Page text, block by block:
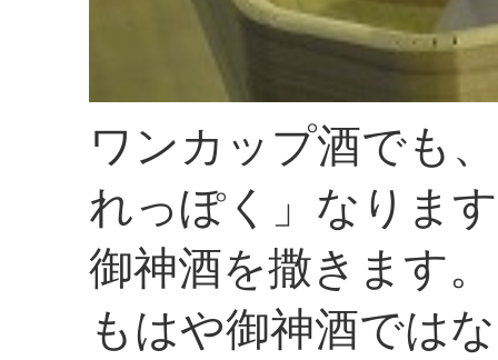
ワンカップ酒でも
れっぽく」なりま
御神酒を撒きます。
もはや御神酒では